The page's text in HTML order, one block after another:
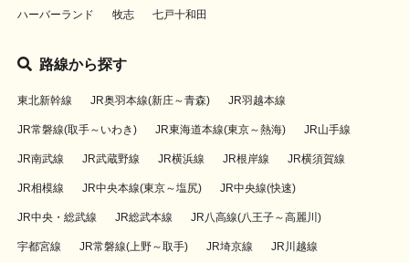
ハーバーランド 牧志 七戸十和田
路線から探す
東北新幹線 JR奥羽本線(新庄～青森) JR羽越本線
JR常磐線(取手～いわき) JR東海道本線(東京～熱海) JR山手線
JR南武線 JR武蔵野線 JR横浜線 JR根岸線 JR横須賀線
JR相模線 JR中央本線(東京～塩尻) JR中央線(快速)
JR中央・総武線 JR総武本線 JR八高線(八王子～高麗川)
宇都宮線 JR常磐線(上野～取手) JR埼京線 JR川越線